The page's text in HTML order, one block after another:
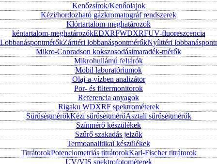
Kenőzsírok/Kenőolajok
Kézi/hordozható gázkromatográf rendszerek
Klórtartalom-meghatározók
kéntartalom-meghatározókEDXRFWDXRFUV-fluoreszcencia
LobbanáspontmérőkZárttéri lobbanáspontmérőkNyílttéri
Mikro-Conradson kokszosodásimaradék-mérők
Mikrohullámú feltárók
Mobil laboratóriumok
Olaj-a-vízben analizátor
Por- és filtermonitorok
Referencia anyagok
Rigaku WDXRF spektrométerek
SűrűségmérőkKézi sűrűségmérőAsztali sűrűségmérők
Színmérő készülékek
Szűrő szakadás jelzők
Termoanalitikai készülékek
TitrátorokPotenciometriás titrátorokKarl-Fischer titrátorok
UV/VIS spektrofotométerek